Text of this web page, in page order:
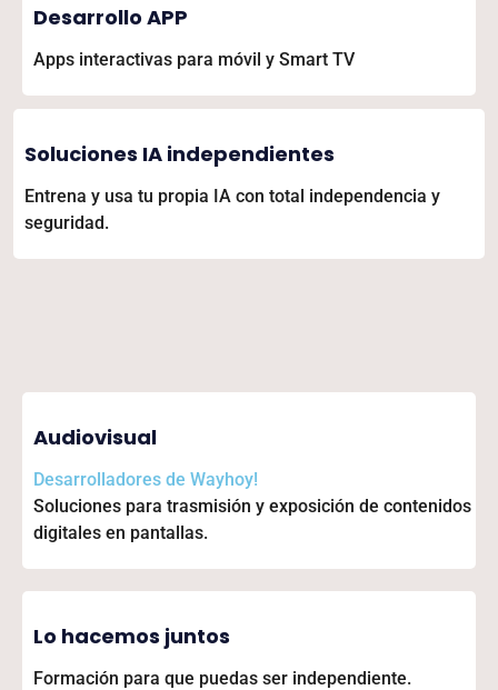
Desarrollo APP
Apps interactivas para móvil y Smart TV
Soluciones IA independientes
Entrena y usa tu propia IA con total independencia y
seguridad.
Audiovisual
Desarrolladores de Wayhoy!
Soluciones para trasmisión y exposición de contenidos
digitales en pantallas.
Lo hacemos juntos
Formación para que puedas ser independiente.